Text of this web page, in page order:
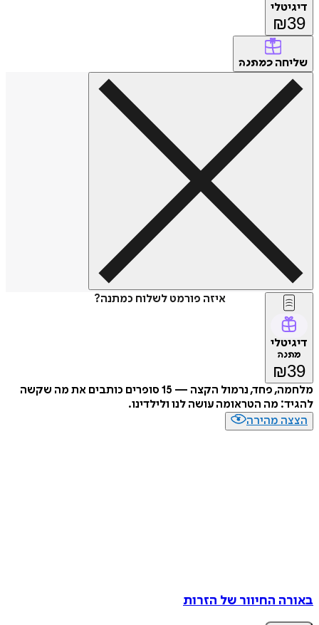
דיגיטלי
₪39
שליחה כמתנה
איזה פורמט לשלוח כמתנה?
דיגיטלי
מתנה
₪39
מלחמה, פחד, נרמול הקצה — 15 סופרים כותבים את מה שקשה
להגיד: מה הטראומה עושה לנו ולילדינו.
הצצה מהירה
באורה החיוור של הזרות